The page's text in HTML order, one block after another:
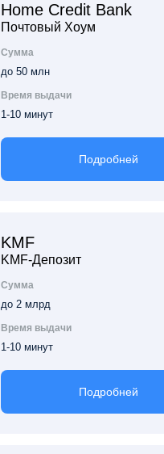
Home Credit Bank
Почтовый Хоум
Сумма
до 50 млн
Время выдачи
1-10 минут
Подробней
KMF
KMF-Депозит
Сумма
до 2 млрд
Время выдачи
1-10 минут
Подробней